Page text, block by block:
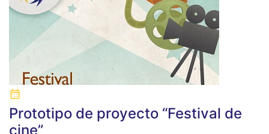
Prototipo de proyecto “Festival de
cine”